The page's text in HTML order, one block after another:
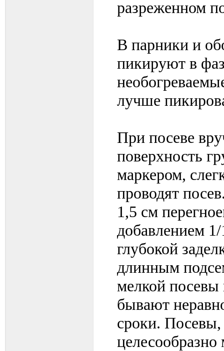
разреженном
В парники и
пикируют в
лучше
При посеве
поверхность
маркером,
проводят
1,5 см
добавлением
глубокой
длинным
мелкой посевы
бывают
сроки.
целесообразно